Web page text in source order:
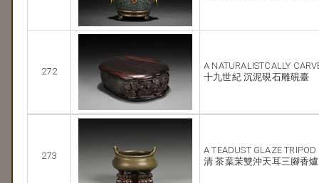
272
A NATURALISTCALLY
十九世紀 沉泥硯石雕硯臺
273
A TEADUST GLAZE TRIPOD
清 茶葉茉雙沖天耳三腳香爐